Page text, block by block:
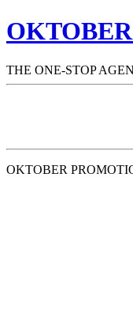
THE ONE-STOP
OKTOBER